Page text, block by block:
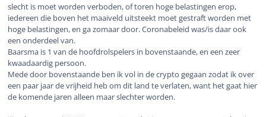
slecht is moet worden verboden, of toren hoge belastingen erop,
iedereen die boven het maaiveld uitsteekt moet gestraft worden met
hoge belastingen, en ga zomaar door. Coronabeleid was/is daar ook
een onderdeel van.
Baarsma is 1 van de hoofdrolspelers in bovenstaande, en een zeer
kwaadaardig persoon.
Mede door bovenstaande ben ik vol in de crypto gegaan zodat ik over
een paar jaar de vrijheid heb om dit land te verlaten, want het gaat hier
de komende jaren alleen maar slechter worden.